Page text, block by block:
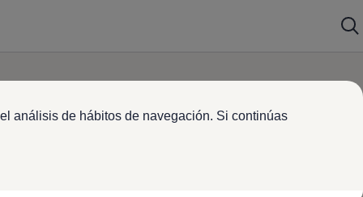
análisis de hábitos de navegación. Si continúas